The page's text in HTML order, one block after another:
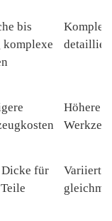
bis
komplexe
Höhere
Dicke für
Variiert